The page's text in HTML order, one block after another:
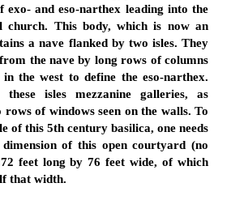
exo- and eso-narthex leading into the
church. This body, which is now an
a nave flanked by two isles. They
the nave by long rows of columns
the west to define the eso-narthex.
isles mezzanine galleries, as
rows of windows seen on the walls. To
of this 5th century basilica, one needs
of this open courtyard (no
feet long by 76 feet wide, of which
that width.